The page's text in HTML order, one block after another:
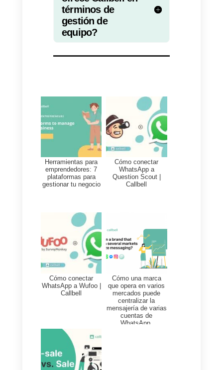
midiéndolo con el numero de
ventas, valor promedio de los
pedidos y la tasa de
Fidelización
Con este objetivo pretendemos
generar lealtad hacia la marca y
puede medirse con el porcentaje
opiniones sobre tu servicio.
Recuerda que estos son solo
ejemplos y debes adaptarlos a
tus objetivos y metas para tu
negocio o empresa. Además,
asegúrate de establecer
SMART.